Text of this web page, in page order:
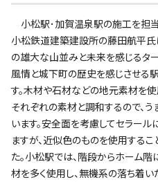
小松駅･加賀温泉駅の施工を担
小松鉄道建築建設所の藤田航平氏
の雄大な山並みと未来を感じるタ
風情と城下町の歴史を感じさせる
す。木材や石材などの地元素材を
それぞれの素材と調和するので、
います。安全面を考慮してセラール
ますが、近似色のものを使用する
た。小松駅では、階段からホーム
材を多く使用し、無機系の落ち着い